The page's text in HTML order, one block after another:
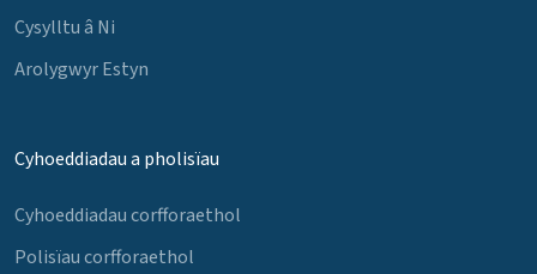
Cysylltu â Ni
Arolygwyr Estyn
Cyhoeddiadau a pholisïau
Cyhoeddiadau corfforaethol
Polisïau corfforaethol